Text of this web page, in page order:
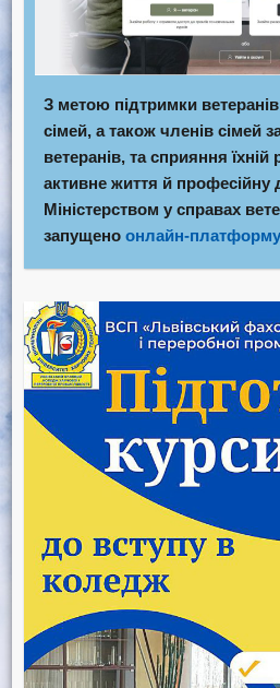
З метою підтримки ветеранів
сімей, а також членів сімей
ветеранів, та сприяння їхній
активне життя й професійну
Міністерством у справах
запущено онлайн-платформу